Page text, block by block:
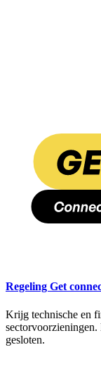
Regeling Get
Krijg technische en
gesloten.